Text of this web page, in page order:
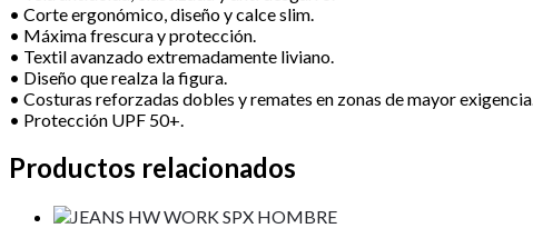
• Corte ergonómico, diseño y calce slim.
• Máxima frescura y protección.
• Textil avanzado extremadamente liviano.
• Diseño que realza la figura.
• Costuras reforzadas dobles y remates en zonas de mayor exigencia.
• Protección UPF 50+.
Productos relacionados